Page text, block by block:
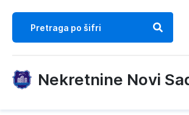
Nekretnine Novi